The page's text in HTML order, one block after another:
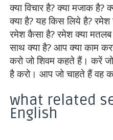
क्या विचार है? क्या मजाक है?
क्या है? यह किस लिये है?
रमेश कैसा है? रमेश क्या
साथ क्या है? आप क्या काम
करो जो शिवम कहते हैं। करें
है करो। आप जो चाहते हैं वह
what related
English